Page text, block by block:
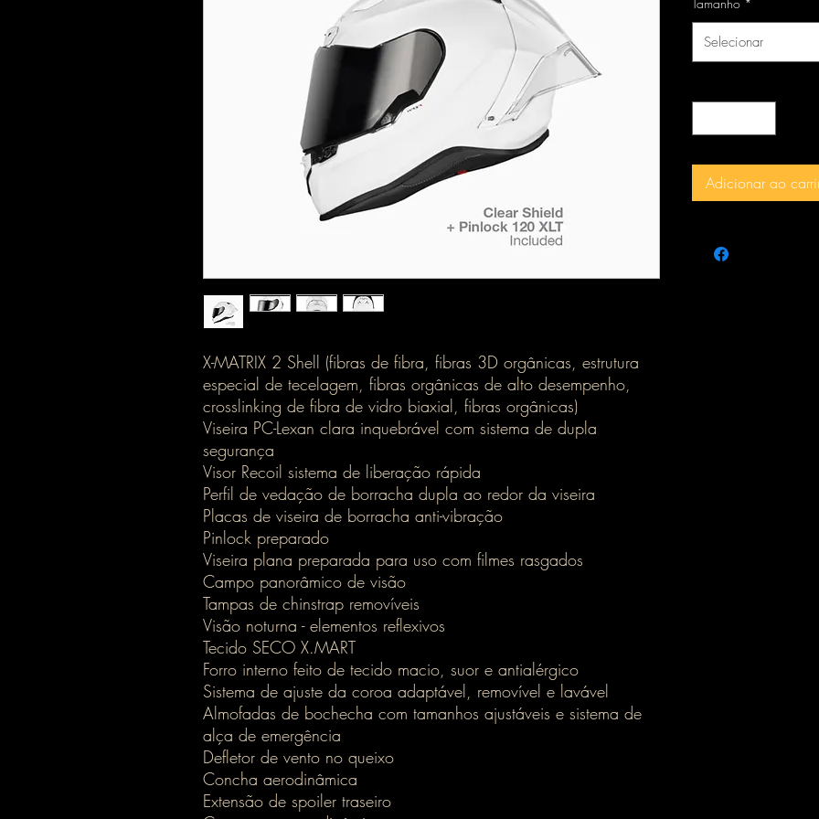
X-MATRIX 2 Shell (fibras de fibra, fibras 3D orgânicas, estrutura
especial de tecelagem, fibras orgânicas de alto desempenho,
crosslinking de fibra de vidro biaxial, fibras orgânicas)
Viseira PC-Lexan clara inquebrável com sistema de dupla
segurança
Visor Recoil sistema de liberação rápida
Perfil de vedação de borracha dupla ao redor da viseira
Placas de viseira de borracha anti-vibração
Pinlock preparado
Viseira plana preparada para uso com filmes rasgados
Campo panorâmico de visão
Tampas de chinstrap removíveis
Visão noturna - elementos reflexivos
Tecido SECO X.MART
Forro interno feito de tecido macio, suor e antialérgico
Sistema de ajuste da coroa adaptável, removível e lavável
Almofadas de bochecha com tamanhos ajustáveis e sistema de
alça de emergência
Defletor de vento no queixo
Concha aerodinâmica
Extensão de spoiler traseiro
Selecionar
Adicionar ao